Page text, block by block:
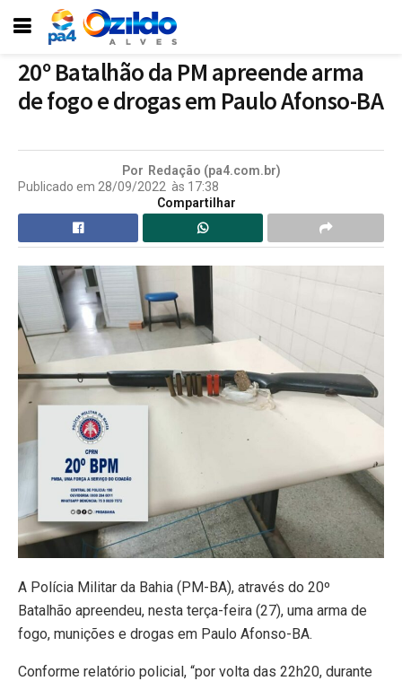
20º Batalhão da PM apreende arma
de fogo e drogas em Paulo Afonso-BA
Por Redação (pa4.com.br)
Publicado em 28/09/2022 às 17:38
Compartilhar
A Polícia Militar da Bahia (PM-BA), através do 20º
Batalhão apreendeu, nesta terça-feira (27), uma arma de
fogo, munições e drogas em Paulo Afonso-BA.
Conforme relatório policial, “por volta das 22h20, durante